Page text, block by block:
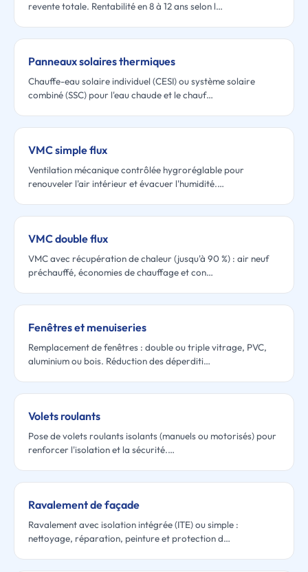
revente totale. Rentabilité en 8 à 12 ans selon l…
Panneaux solaires thermiques
Chauffe-eau solaire individuel (CESI) ou système solaire
combiné (SSC) pour l'eau chaude et le chauf…
VMC simple flux
Ventilation mécanique contrôlée hygroréglable pour
renouveler l'air intérieur et évacuer l'humidité.…
VMC double flux
VMC avec récupération de chaleur (jusqu'à 90 %) : air neuf
préchauffé, économies de chauffage et con…
Fenêtres et menuiseries
Remplacement de fenêtres : double ou triple vitrage, PVC,
aluminium ou bois. Réduction des déperditi…
Volets roulants
Pose de volets roulants isolants (manuels ou motorisés) pour
renforcer l'isolation et la sécurité.…
Ravalement de façade
Ravalement avec isolation intégrée (ITE) ou simple :
nettoyage, réparation, peinture et protection d…